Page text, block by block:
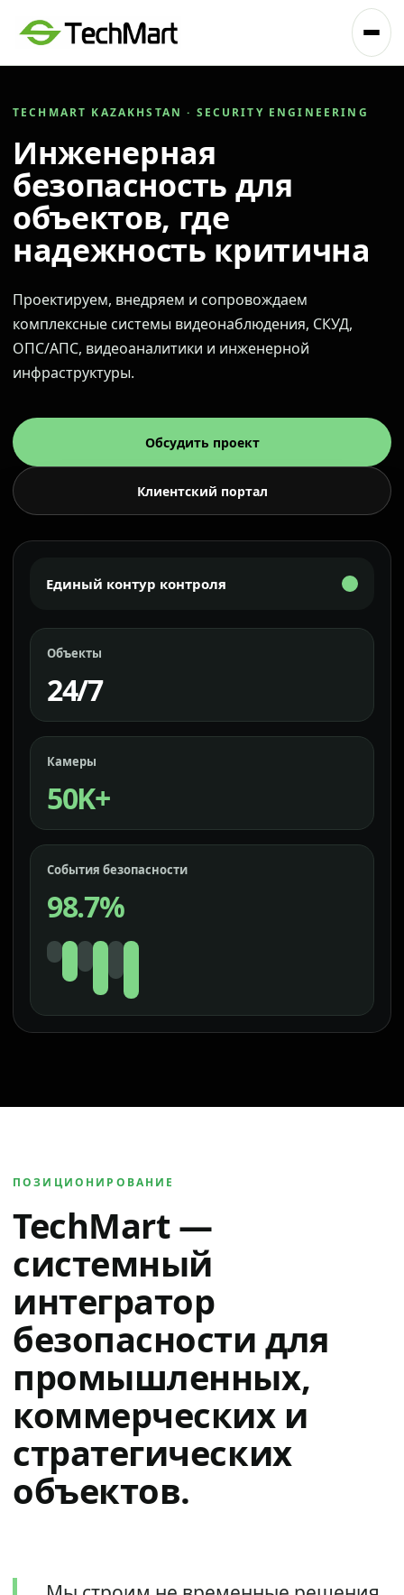
TECHMART KAZAKHSTAN · SECURITY ENGINEERING
Инженерная
безопасность для
объектов, где
надежность критична
Проектируем, внедряем и сопровождаем
комплексные системы видеонаблюдения, СКУД,
ОПС/АПС, видеоаналитики и инженерной
инфраструктуры.
Обсудить проект
Клиентский портал
Единый контур контроля
Объекты
24/7
Камеры
50K+
События безопасности
98.7%
ПОЗИЦИОНИРОВАНИЕ
TechMart —
системный
интегратор
безопасности для
промышленных,
коммерческих и
стратегических
объектов.